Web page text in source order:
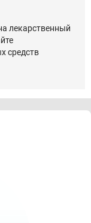
лекарственный
средств